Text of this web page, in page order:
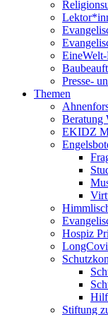
Presse-
Themen
Beratung
EKIDZ
Hospiz
Stiftung